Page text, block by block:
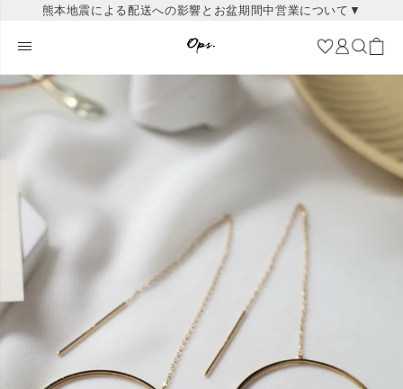
熊本地震による配送への影響とお盆期間中営業について▼